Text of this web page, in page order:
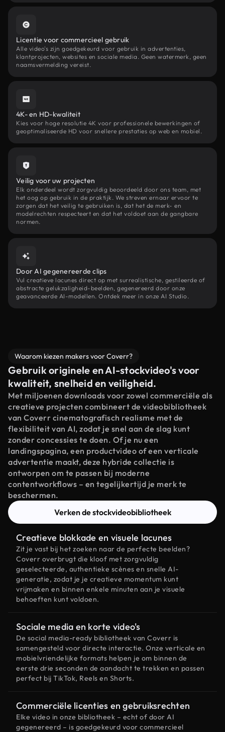
Licentie voor commercieel gebruik
Alle video's zijn goedgekeurd voor gebruik in advertenties,
klantprojecten, websites en sociale media. Geen watermerk, geen
naamsvermelding vereist.
4K- en HD-kwaliteit
Kies voor hoge resolutie 4K voor professionele bewerkingen of
geoptimaliseerde HD voor snellere prestaties op web en mobiel.
Veilig voor uw projecten
Elk onderdeel wordt zorgvuldig beoordeeld door ons team, met
het oog op gebruik in de praktijk. We streven ernaar ervoor te
zorgen dat het veilig te gebruiken is, dat het de merk- en
modelrechten respecteert en dat het voldoet aan de gangbare
normen.
Door AI gegenereerde clips
Vul creatieve lacunes direct op met surrealistische, gestileerde of
abstracte gelukzaligheid-beelden, gegenereerd door onze
geavanceerde AI-modellen. Ontdek meer in onze AI Studio.
Waarom kiezen makers voor Coverr?
Gebruik originele en AI-stockvideo's voor
kwaliteit, snelheid en veiligheid.
Met miljoenen downloads voor zowel commerciële als
creatieve projecten combineert de videobibliotheek
van Coverr cinematografisch realisme met de
flexibiliteit van AI, zodat je snel aan de slag kunt
zonder concessies te doen. Of je nu een
landingspagina, een productvideo of een verticale
advertentie maakt, deze hybride collectie is
ontworpen om te passen bij moderne
contentworkflows – en tegelijkertijd je merk te
beschermen.
Verken de stockvideobibliotheek
Creatieve blokkade en visuele lacunes
Zit je vast bij het zoeken naar de perfecte beelden?
Coverr overbrugt die kloof met zorgvuldig
geselecteerde, authentieke scènes en snelle AI-
generatie, zodat je je creatieve momentum kunt
vrijmaken en binnen enkele minuten aan je visuele
behoeften kunt voldoen.
Sociale media en korte video's
De social media-ready bibliotheek van Coverr is
samengesteld voor directe interactie. Onze verticale en
mobielvriendelijke formats helpen je om binnen de
eerste drie seconden de aandacht te trekken en passen
perfect bij TikTok, Reels en Shorts.
Commerciële licenties en gebruiksrechten
Elke video in onze bibliotheek – echt of door AI
gegenereerd – is goedgekeurd voor commercieel